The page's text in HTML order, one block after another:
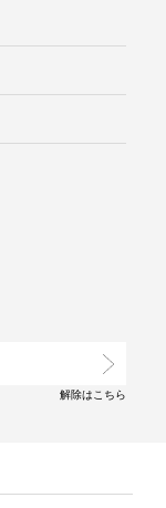
解除はこちら